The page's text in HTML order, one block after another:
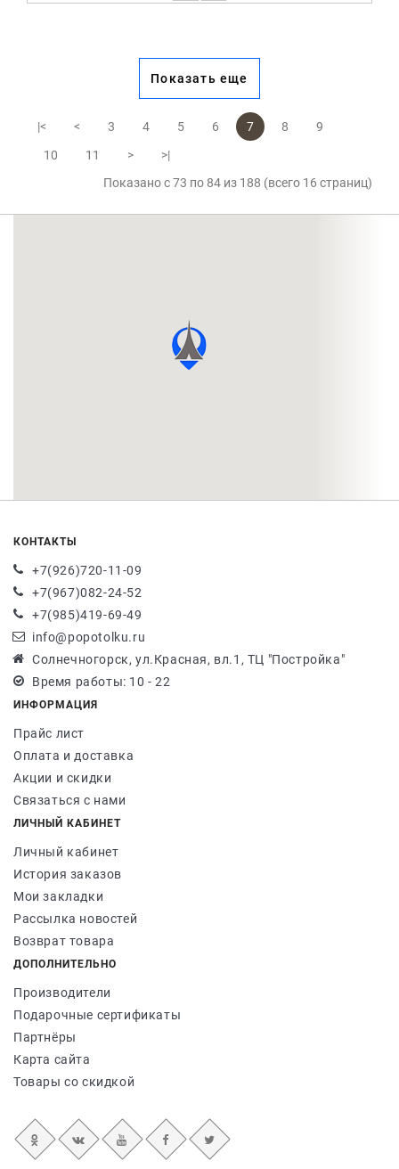
Показать еще
|< < 3 4 5 6 7 8
9
10
11 >
>|
Показано с 73 по 84 из 188 (всего 16 страниц)
КОНТАКТЫ
+7(926)720-11-09
+7(967)082-24-52
+7(985)419-69-49
info@popotolku.ru
Солнечногорск, ул.Красная, вл.1, ТЦ "Постройка"
Время работы: 10 - 22
ИНФОРМАЦИЯ
Прайс лист
Оплата и доставка
Акции и скидки
Связаться с нами
ЛИЧНЫЙ КАБИНЕТ
Личный кабинет
История заказов
Мои закладки
Рассылка новостей
Возврат товара
ДОПОЛНИТЕЛЬНО
Производители
Подарочные сертификаты
Партнёры
Карта сайта
Товары со скидкой